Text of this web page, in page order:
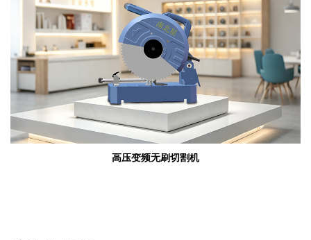
高压变频无刷切割机